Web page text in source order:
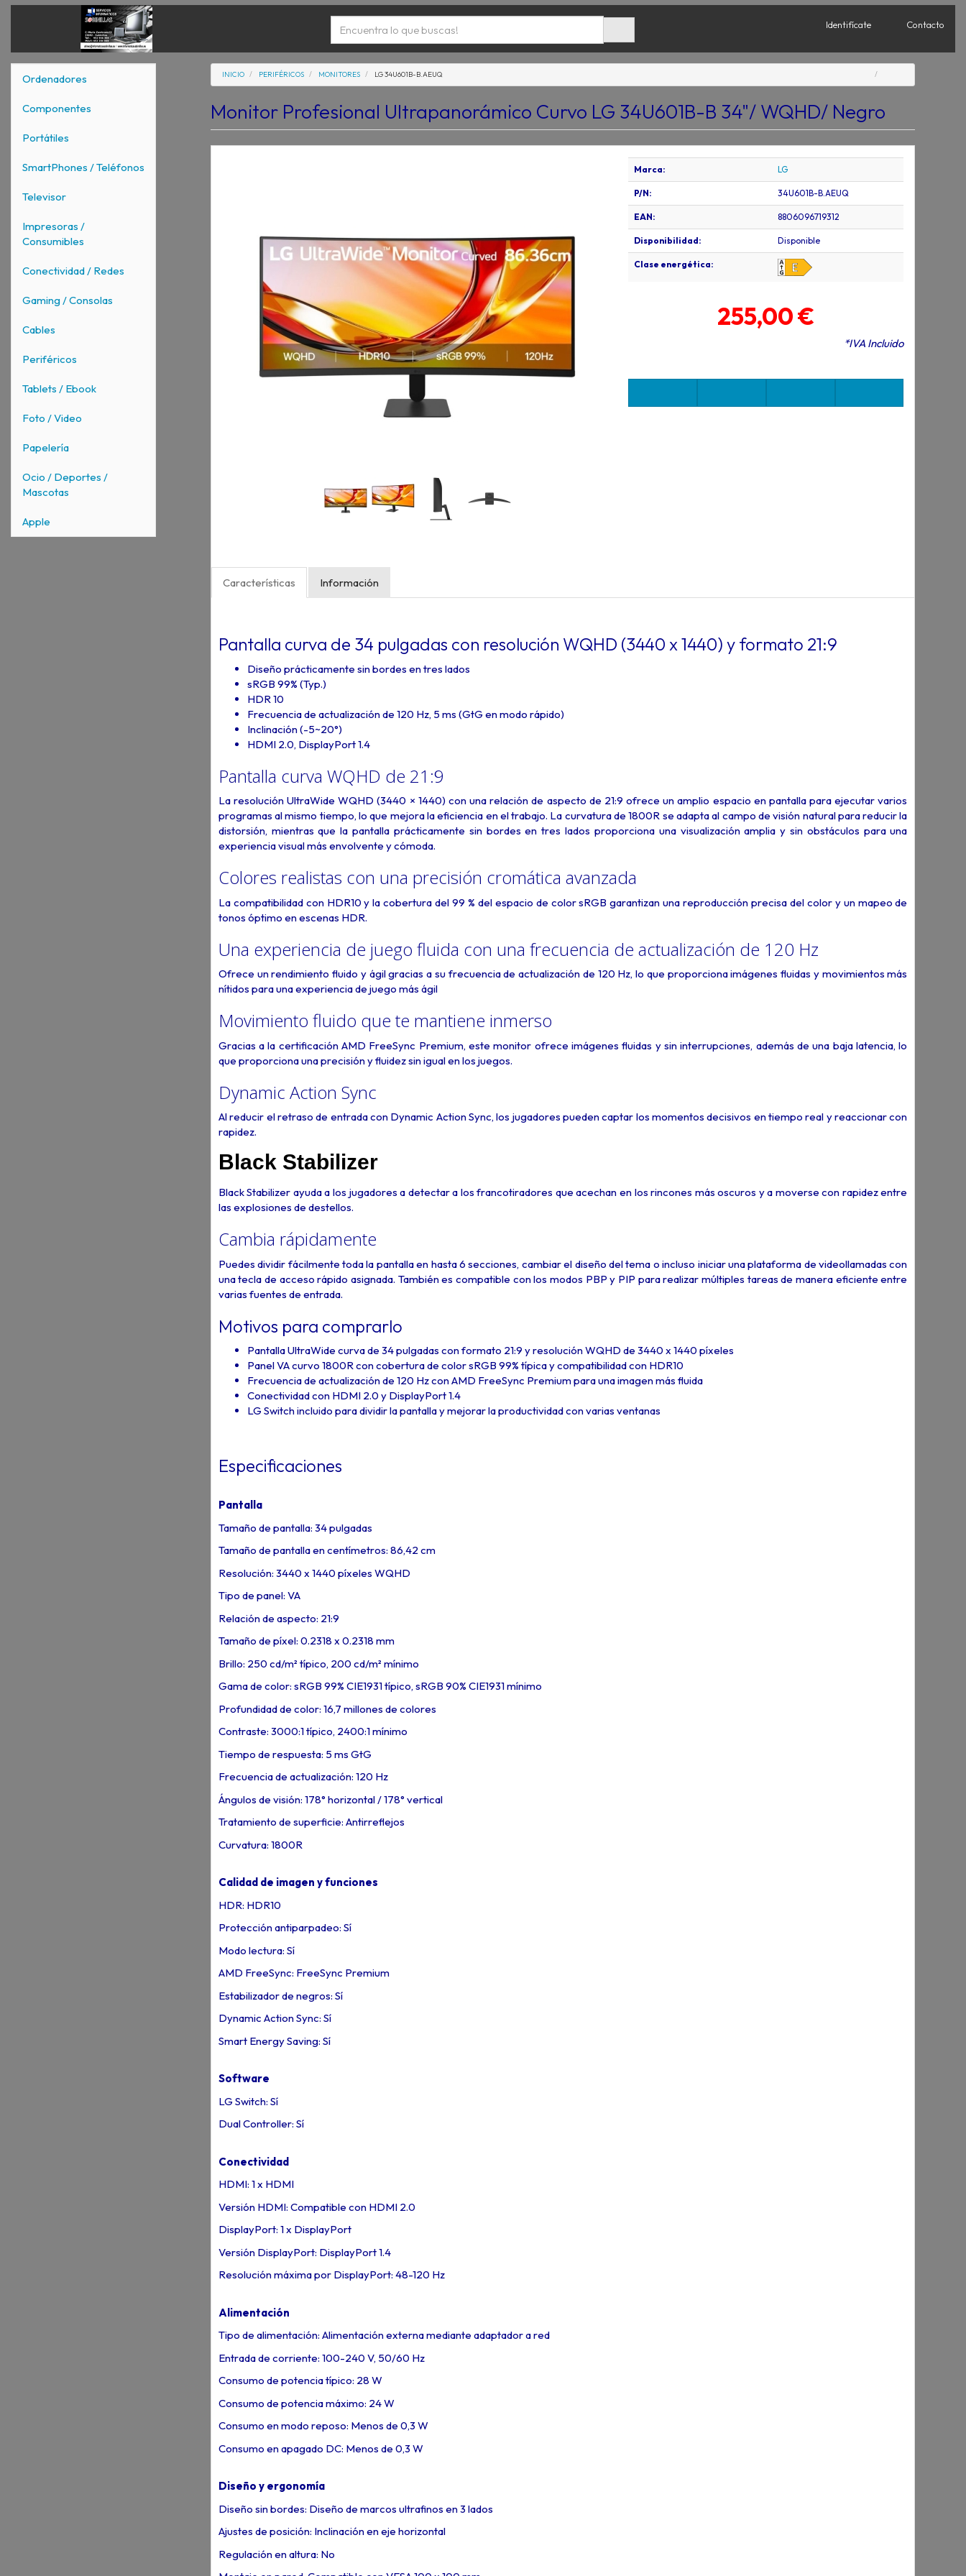
Identifícate Contacto
Ordenadores
Componentes
Portátiles
SmartPhones / Teléfonos
Televisor
Impresoras /
Consumibles
Conectividad / Redes
Gaming / Consolas
Cables
Periféricos
Tablets / Ebook
Foto / Video
Papelería
Ocio / Deportes /
Mascotas
Apple
INICIO PERIFÉRICOS MONITORES LG 34U601B-B.AEUQ
Monitor Profesional Ultrapanorámico Curvo LG 34U601B-B 34"/ WQHD/ Negro
Marca: LG
P/N: 34U601B-B.AEUQ
EAN: 8806096719312
Disponibilidad: Disponible
Clase energética:
255,00 €
*IVA Incluido
Características Información
Pantalla curva de 34 pulgadas con resolución WQHD (3440 x 1440) y formato 21:9
Diseño prácticamente sin bordes en tres lados
sRGB 99% (Typ.)
HDR 10
Frecuencia de actualización de 120 Hz, 5 ms (GtG en modo rápido)
Inclinación (-5~20°)
HDMI 2.0, DisplayPort 1.4
Pantalla curva WQHD de 21:9
La resolución UltraWide WQHD (3440 × 1440) con una relación de aspecto de 21:9 ofrece un amplio espacio en pantalla para ejecutar varios
programas al mismo tiempo, lo que mejora la eficiencia en el trabajo. La curvatura de 1800R se adapta al campo de visión natural para reducir la
distorsión, mientras que la pantalla prácticamente sin bordes en tres lados proporciona una visualización amplia y sin obstáculos para una
experiencia visual más envolvente y cómoda.
Colores realistas con una precisión cromática avanzada
La compatibilidad con HDR10 y la cobertura del 99 % del espacio de color sRGB garantizan una reproducción precisa del color y un mapeo de
tonos óptimo en escenas HDR.
Una experiencia de juego fluida con una frecuencia de actualización de 120 Hz
Ofrece un rendimiento fluido y ágil gracias a su frecuencia de actualización de 120 Hz,lo que proporciona imágenes fluidas y movimientos más
nítidos para una experiencia de juego más ágil
Movimiento fluido que te mantiene inmerso
Gracias a la certificación AMD FreeSync Premium, este monitor ofrece imágenes fluidas y sin interrupciones, además de una baja latencia, lo
que proporciona una precisión y fluidez sin igual en los juegos.
Dynamic Action Sync
Al reducir el retraso de entrada con Dynamic Action Sync, los jugadores pueden captar los momentos decisivos en tiempo real y reaccionar con
rapidez.
Black Stabilizer
Black Stabilizer ayuda a los jugadores a detectar a los francotiradores que acechan en los rincones más oscuros y a moverse con rapidez entre
las explosiones de destellos.
Cambia rápidamente
Puedes dividir fácilmente toda la pantalla en hasta 6 secciones, cambiar el diseño del tema o incluso iniciar una plataforma de videollamadas con
una tecla de acceso rápido asignada. También es compatible con los modos PBP y PIP para realizar múltiples tareas de manera eficiente entre
varias fuentes de entrada.
Motivos para comprarlo
Pantalla UltraWide curva de 34 pulgadas con formato 21:9 y resolución WQHD de 3440 x 1440 píxeles
Panel VA curvo 1800R con cobertura de color sRGB 99% típica y compatibilidad con HDR10
Frecuencia de actualización de 120 Hz con AMD FreeSync Premium para una imagen más fluida
Conectividad con HDMI 2.0 y DisplayPort 1.4
LG Switch incluido para dividir la pantalla y mejorar la productividad con varias ventanas
Especificaciones
Pantalla
Tamaño de pantalla: 34 pulgadas
Tamaño de pantalla en centímetros: 86,42 cm
Resolución: 3440 x 1440 píxeles WQHD
Tipo de panel: VA
Relación de aspecto: 21:9
Tamaño de píxel: 0.2318 x 0.2318 mm
Brillo: 250 cd/m² típico, 200 cd/m² mínimo
Gama de color: sRGB 99% CIE1931 típico, sRGB 90% CIE1931 mínimo
Profundidad de color: 16,7 millones de colores
Contraste: 3000:1 típico, 2400:1 mínimo
Tiempo de respuesta: 5 ms GtG
Frecuencia de actualización: 120 Hz
Ángulos de visión: 178° horizontal / 178° vertical
Tratamiento de superficie: Antirreflejos
Curvatura: 1800R
Calidad de imagen y funciones
HDR: HDR10
Protección antiparpadeo: Sí
Modo lectura: Sí
AMD FreeSync: FreeSync Premium
Estabilizador de negros: Sí
Dynamic Action Sync: Sí
Smart Energy Saving: Sí
Software
LG Switch: Sí
Dual Controller: Sí
Conectividad
HDMI: 1 x HDMI
Versión HDMI: Compatible con HDMI 2.0
DisplayPort: 1 x DisplayPort
Versión DisplayPort: DisplayPort 1.4
Resolución máxima por DisplayPort: 48-120 Hz
Alimentación
Tipo de alimentación: Alimentación externa mediante adaptador a red
Entrada de corriente: 100-240 V, 50/60 Hz
Consumo de potencia típico: 28 W
Consumo de potencia máximo: 24 W
Consumo en modo reposo: Menos de 0,3 W
Consumo en apagado DC: Menos de 0,3 W
Diseño y ergonomía
Diseño sin bordes: Diseño de marcos ultrafinos en 3 lados
Ajustes de posición: Inclinación en eje horizontal
Regulación en altura: No